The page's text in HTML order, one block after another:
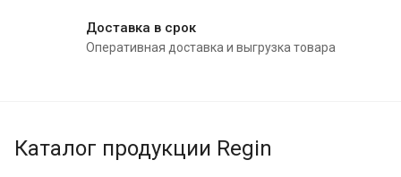
Доставка в срок
Оперативная доставка и выгрузка товара
Каталог продукции Regin